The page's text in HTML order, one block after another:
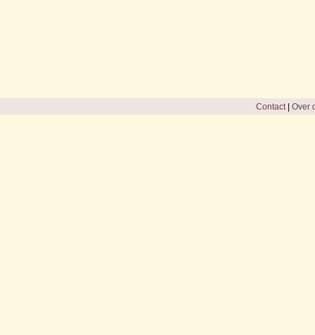
Contact| Over